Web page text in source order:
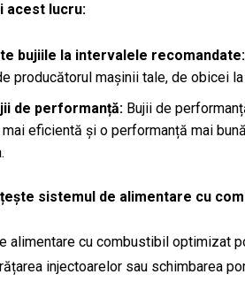
acest lucru:
bujiile la intervalele recomandate:
producătorul mașinii tale, de obicei
de performanță: Bujii de
eficientă și o performanță mai
sistemul de alimentare cu
alimentare cu combustibil optimizat
injectoarelor sau schimbarea